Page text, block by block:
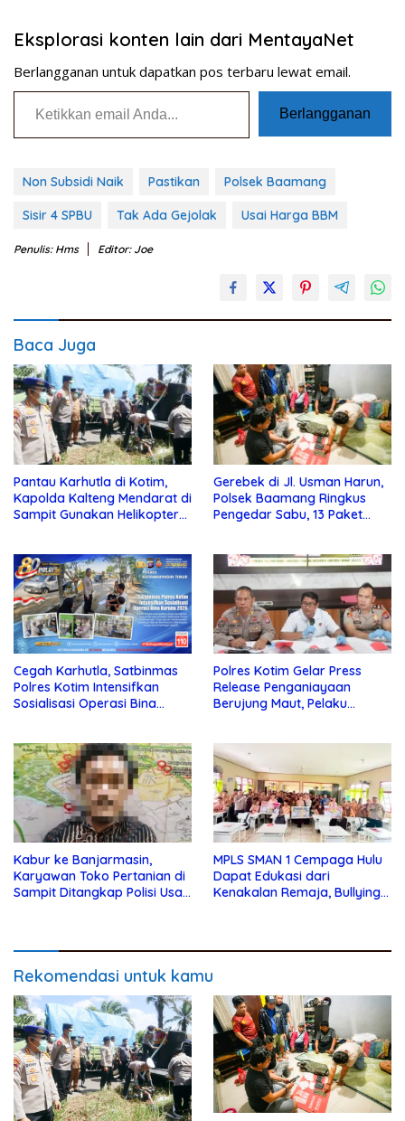
Eksplorasi konten lain dari MentayaNet
Berlangganan untuk dapatkan pos terbaru lewat email.
Ketikkan email Anda...
Berlangganan
Non Subsidi Naik Pastikan Polsek Baamang
Sisir 4 SPBU Tak Ada Gejolak Usai Harga BBM
Penulis: Hms Editor: Joe
Baca Juga
Pantau Karhutla di Kotim,
Kapolda Kalteng Mendarat di
Sampit Gunakan Helikopter
Gerebek di Jl. Usman Harun,
Polsek Baamang Ringkus
Pengedar Sabu, 13 Paket
Cegah Karhutla, Satbinmas
Polres Kotim Intensifkan
Sosialisasi Operasi Bina
Polres Kotim Gelar Press
Release Penganiayaan
Berujung Maut, Pelaku
Kabur ke Banjarmasin,
Karyawan Toko Pertanian di
Sampit Ditangkap Polisi Usai
MPLS SMAN 1 Cempaga Hulu
Dapat Edukasi dari
Kenakalan Remaja, Bullying
Rekomendasi untuk kamu